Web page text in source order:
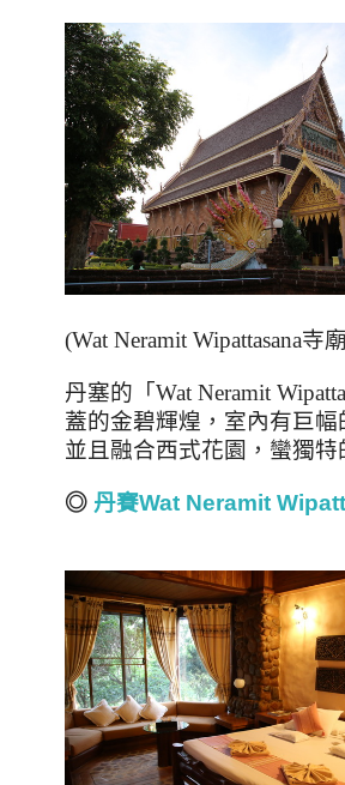
(Wat Neramit Wipattasana寺廟
丹塞的「Wat Neramit
蓋的金碧輝煌，室內有巨幅
並且融合西式花園，蠻獨特
◎ 丹賽Wat Neramit